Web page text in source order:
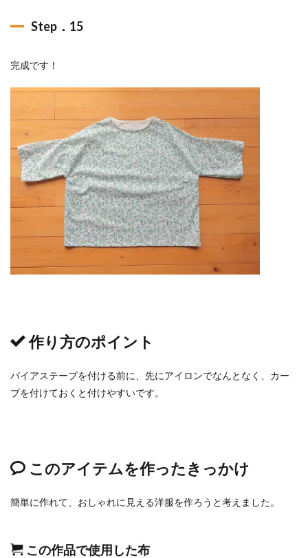
Step．15
完成です！
作り方のポイント
バイアステープを付ける前に、先にアイロンでなんとなく、カー
ブを付けておくと付けやすいです。
このアイテムを作ったきっかけ
簡単に作れて、おしゃれに見える洋服を作ろうと考えました。
この作品で使用した布